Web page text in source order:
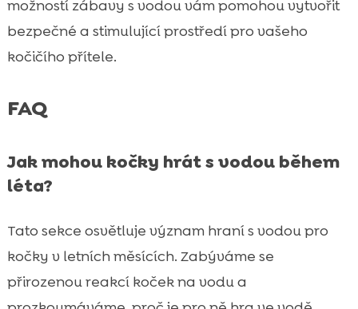
možností zábavy s vodou vám pomohou vytvořit
bezpečné a stimulující prostředí pro vašeho
kočičího přítele.
FAQ
Jak mohou kočky hrát s vodou během
léta?
Tato sekce osvětluje význam hraní s vodou pro
kočky v letních měsících. Zabýváme se
přirozenou reakcí koček na vodu a